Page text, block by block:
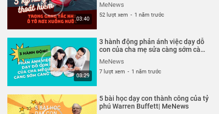
03:40
MeNews
52 lượt xem - 1 năm trước
03:29
3 hành động phản ánh việc dạy dỗ
con của cha mẹ sửa càng sớm càng
MeNews
7 lượt xem - 1 năm trước
5 bài học dạy con thành công của tỷ
phú Warren Buffett| MeNews